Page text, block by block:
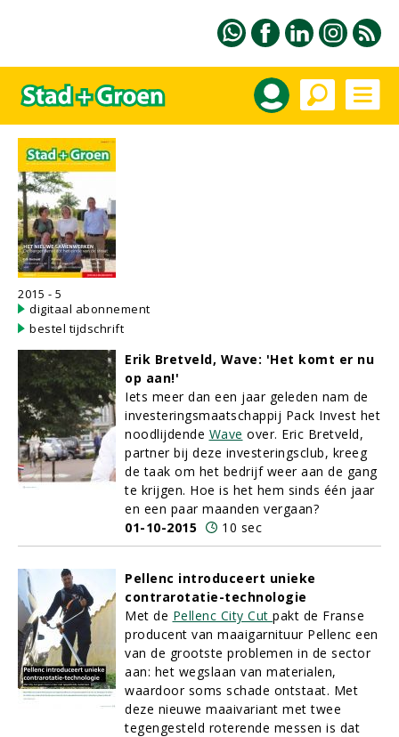
2015 - 5
digitaal abonnement
bestel tijdschrift
Erik Bretveld, Wave: 'Het komt er nu
op aan!'
Iets meer dan een jaar geleden nam de
investeringsmaatschappij Pack Invest het
noodlijdende Wave over. Eric Bretveld,
partner bij deze investeringsclub, kreeg
de taak om het bedrijf weer aan de gang
te krijgen. Hoe is het hem sinds één jaar
en een paar maanden vergaan?
01-10-2015
10 sec
Pellenc introduceert unieke
contrarotatie-technologie
Met de Pellenc City Cut pakt de Franse
producent van maaigarnituur Pellenc een
van de grootste problemen in de sector
aan: het wegslaan van materialen,
waardoor soms schade ontstaat. Met
deze nieuwe maaivariant met twee
tegengesteld roterende messen is dat